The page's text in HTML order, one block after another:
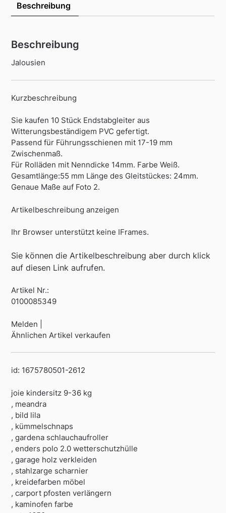
Beschreibung
Beschreibung
Jalousien
Kurzbeschreibung
Sie kaufen 10 Stück Endstabgleiter aus
Witterungsbeständigem PVC gefertigt.
Passend für Führungsschienen mit 17-19 mm
Zwischenmaß.
Für Rolläden mit Nenndicke 14mm. Farbe Weiß.
Gesamtlänge:55 mm Länge des Gleitstückes: 24mm.
Genaue Maße auf Foto 2.
Artikelbeschreibung anzeigen
Ihr Browser unterstützt keine IFrames.
Sie können die Artikelbeschreibung aber durch klick
auf diesen Link aufrufen.
Artikel Nr.:
0100085349
Melden |
Ähnlichen Artikel verkaufen
id: 1675780501-2612
joie kindersitz 9-36 kg
, meandra
, bild lila
, kümmelschnaps
, gardena schlauchaufroller
, enders polo 2.0 wetterschutzhülle
, garage holz verkleiden
, stahlzarge scharnier
, kreidefarben möbel
, carport pfosten verlängern
, kaminofen farbe